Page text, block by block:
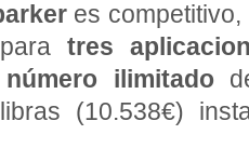
es
tres
número ilimitado
(10.538€)